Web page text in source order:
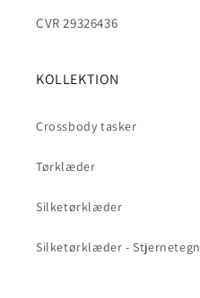
CVR 29326436
KOLLEKTION
Crossbody tasker
Tørklæder
Silketørklæder
Silketørklæder - Stjernetegn